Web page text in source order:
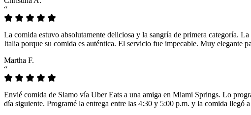
“
La comida estuvo absolutamente deliciosa y la sangría de primera categoría.
Italia porque su comida es auténtica. El servicio fue impecable. Muy elegante
Martha F.
“
Envié comida de Siamo vía Uber Eats a una amiga en Miami Springs. Lo
día siguiente. Programé la entrega entre las 4:30 y 5:00 p.m. y la comida llegó